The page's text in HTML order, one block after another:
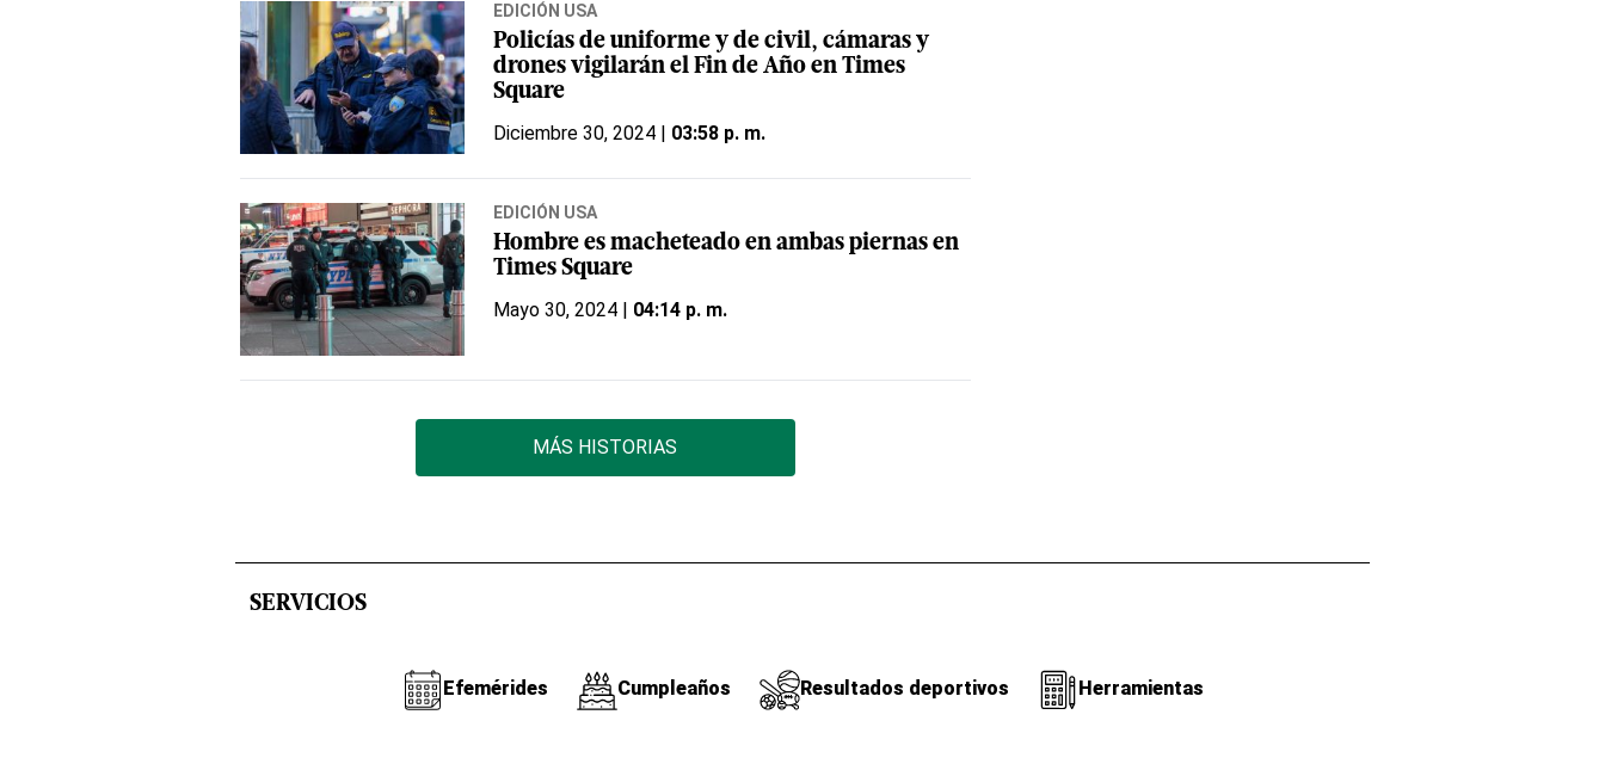
EDICIÓN USA
Policías de uniforme y de civil, cámaras y
drones vigilarán el Fin de Año en Times
Square
Diciembre 30, 2024 | 03:58 p. m.
EDICIÓN USA
Hombre es macheteado en ambas piernas en
Times Square
Mayo 30, 2024 | 04:14 p. m.
MÁS HISTORIAS
SERVICIOS
Efemérides Cumpleaños Resultados deportivos Herramientas